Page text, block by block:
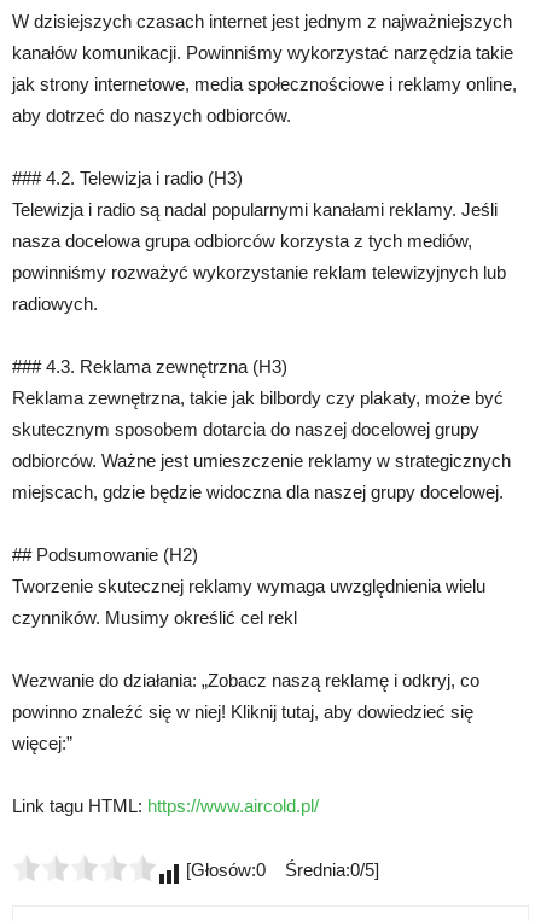
W dzisiejszych czasach internet jest jednym z najważniejszych
kanałów komunikacji. Powinniśmy wykorzystać narzędzia takie
jak strony internetowe, media społecznościowe i reklamy online,
aby dotrzeć do naszych odbiorców.
### 4.2. Telewizja i radio (H3)
Telewizja i radio są nadal popularnymi kanałami reklamy. Jeśli
nasza docelowa grupa odbiorców korzysta z tych mediów,
powinniśmy rozważyć wykorzystanie reklam telewizyjnych lub
radiowych.
### 4.3. Reklama zewnętrzna (H3)
Reklama zewnętrzna, takie jak bilbordy czy plakaty, może być
skutecznym sposobem dotarcia do naszej docelowej grupy
odbiorców. Ważne jest umieszczenie reklamy w strategicznych
miejscach, gdzie będzie widoczna dla naszej grupy docelowej.
## Podsumowanie (H2)
Tworzenie skutecznej reklamy wymaga uwzględnienia wielu
czynników. Musimy określić cel rekl
Wezwanie do działania: „Zobacz naszą reklamę i odkryj, co
powinno znaleźć się w niej! Kliknij tutaj, aby dowiedzieć się
więcej:”
Link tagu HTML: https://www.aircold.pl/
[Głosów:0 Średnia:0/5]